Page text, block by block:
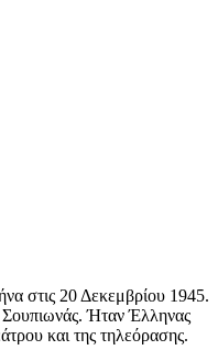
στις 20 Δεκεμβρίου 1945.
Ήταν Έλληνας
και της τηλεόρασης.